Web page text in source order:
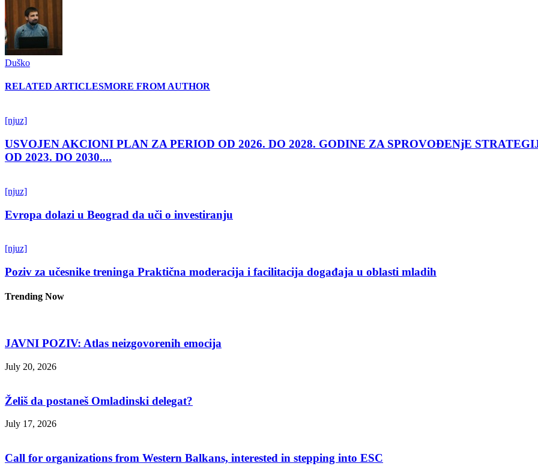
Duško
RELATED ARTICLESMORE FROM AUTHOR
[njuz]
USVOJEN AKCIONI PLAN ZA PERIOD OD 2026. DO 2028. GODINE ZA SPROVOĐENjE
OD 2023. DO 2030....
[njuz]
Evropa dolazi u Beograd da uči o investiranju
[njuz]
Poziv za učesnike treninga Praktična moderacija i facilitacija događaja u oblasti mladih
Trending Now
JAVNI POZIV: Atlas neizgovorenih emocija
July 20, 2026
Želiš da postaneš Omladinski delegat?
July 17, 2026
Call for organizations from Western Balkans, interested in stepping into ESC